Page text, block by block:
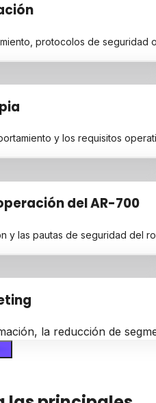
protocolos de
y los requisitos
del AR-700
y las pautas de seguridad del
la reducción de